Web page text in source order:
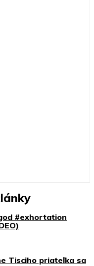
#exhortation
Tisciho priateľka sa